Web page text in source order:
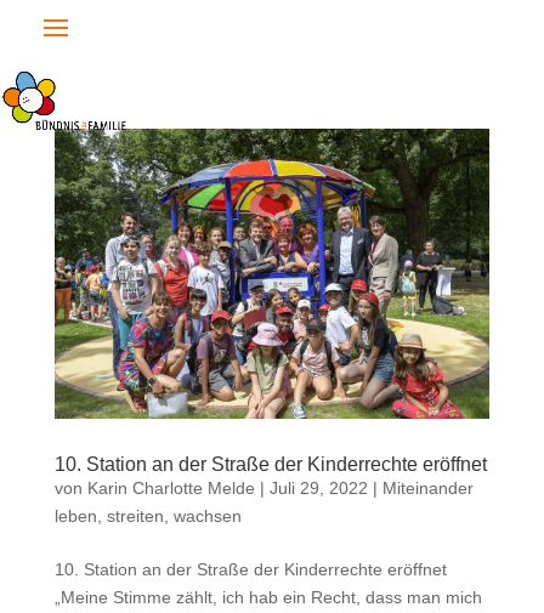
10. Station an der Straße der Kinderrechte eröffnet
von Karin Charlotte Melde | Juli 29, 2022 | Miteinander
leben, streiten, wachsen
10. Station an der Straße der Kinderrechte eröffnet
„Meine Stimme zählt, ich hab ein Recht, dass man mich